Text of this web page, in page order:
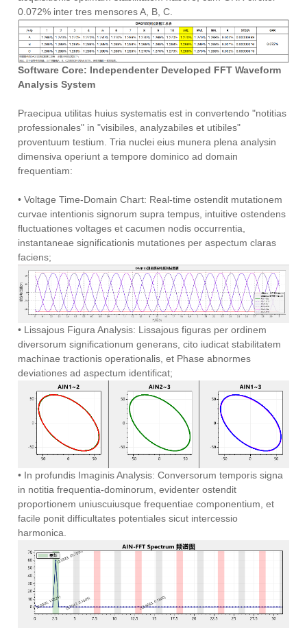
0.072% inter tres mensores A, B, C.
Software Core: Independenter Developed FFT Waveform
Analysis System
Praecipua utilitas huius systematis est in convertendo "notitias
professionales" in "visibiles, analyzabiles et utibiles"
proventuum testium. Tria nuclei eius munera plena analysin
dimensiva operiunt a tempore dominico ad domain
frequentiam:
• Voltage Time-Domain Chart: Real-time ostendit mutationem
curvae intentionis signorum supra tempus, intuitive ostendens
fluctuationes voltages et cacumen nodis occurrentia,
instantaneae significationis mutationes per aspectum claras
faciens;
• Lissajous Figura Analysis: Lissajous figuras per ordinem
diversorum significationum generans, cito iudicat stabilitatem
machinae tractionis operationalis, et Phase abnormes
deviationes ad aspectum identificat;
• In profundis Imaginis Analysis: Conversorum temporis signa
in notitia frequentia-dominorum, evidenter ostendit
proportionem uniuscuiusque frequentiae componentium, et
facile ponit difficultates potentiales sicut intercessio
harmonica.